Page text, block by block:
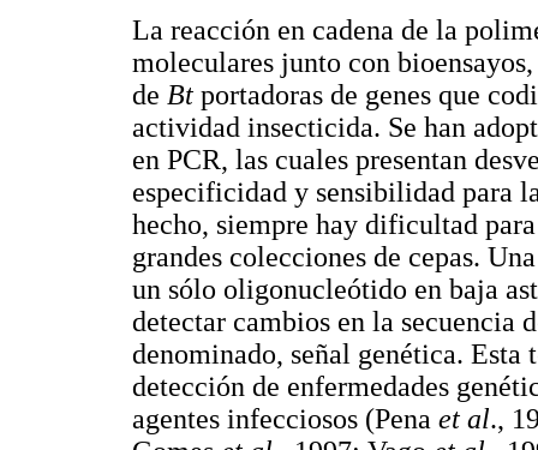
La reacción en cadena de la
moleculares junto con
de Bt portadoras de genes que
actividad insecticida. Se han
en PCR, las cuales presentan
especificidad y sensibilidad para
hecho, siempre hay dificultad
grandes colecciones de cepas.
un sólo oligonucleótido en baja
detectar cambios en la secuencia
denominado, señal genética.
detección de enfermedades
agentes infecciosos (Pena et al.,